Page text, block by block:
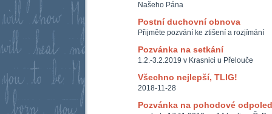
Našeho Pána
Postní duchovní obnova
Přijměte pozvání ke ztišení a rozjímání
Pozvánka na setkání
1.2.-3.2.2019 v Krasnici u Přelouče
Všechno nejlepší, TLIG!
2018-11-28
Pozvánka na pohodové